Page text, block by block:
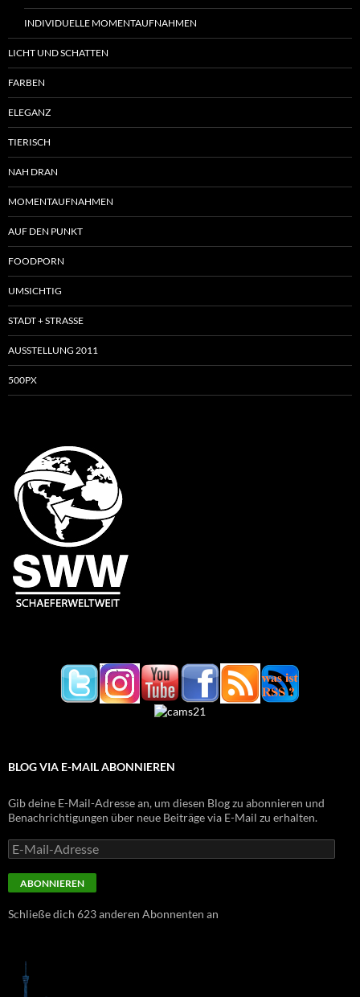
INDIVIDUELLE MOMENTAUFNAHMEN
LICHT UND SCHATTEN
FARBEN
ELEGANZ
TIERISCH
NAH DRAN
MOMENTAUFNAHMEN
AUF DEN PUNKT
FOODPORN
UMSICHTIG
STADT + STRASSE
AUSSTELLUNG 2011
500PX
BLOG VIA E-MAIL ABONNIEREN
Gib deine E-Mail-Adresse an, um diesen Blog zu abonnieren und
Benachrichtigungen über neue Beiträge via E-Mail zu erhalten.
E-
Mail-
Adresse
ABONNIEREN
Schließe dich 623 anderen Abonnenten an